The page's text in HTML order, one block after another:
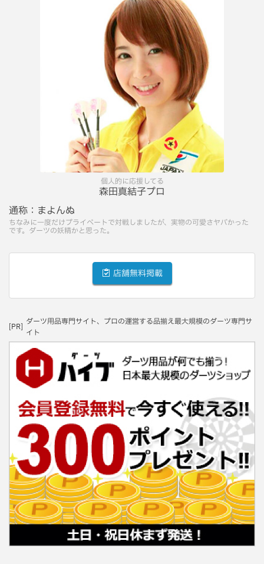
個人的に応援してる
森田真結子プロ
通称： まよんぬ
ちなみに一度だけプライベートで対戦しましたが、実物の可愛さヤバかった
です。ダーツの妖精かと思った。
店舗無料掲載
[PR]
ダーツ用品専門サイト、プロの運営する品揃え最大規模のダーツ専門サ
イト